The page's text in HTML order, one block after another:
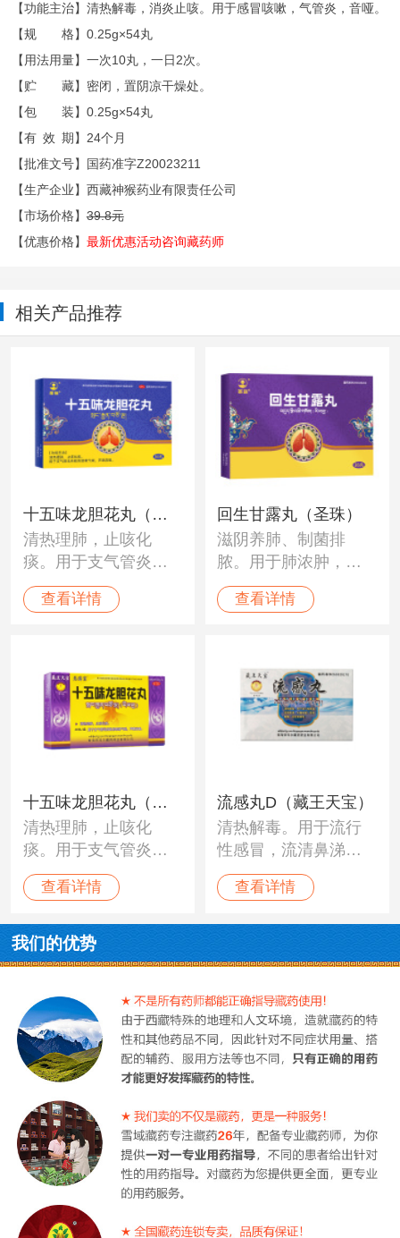
【功能主治】清热解毒，消炎止咳。用于感冒咳嗽，气管炎，音哑。
【规 格】0.25g×54丸
【用法用量】一次10丸，一日2次。
【贮 藏】密闭，置阴凉干燥处。
【包 装】0.25g×54丸
【有 效 期】24个月
【批准文号】国药准字Z20023211
【生产企业】西藏神猴药业有限责任公司
【市场价格】39.8元
【优惠价格】 最新优惠活动咨询藏药师
相关产品推荐
十五味龙胆花丸（圣
珠）
清热理肺，止咳化
痰。用于支气管炎所
致的咳嗽气喘，声嘶
音哑。
查看详情
回生甘露丸（圣珠）
滋阴养肺、制菌排
脓。用于肺浓肿，肺
结核，体虚气喘，新
旧肺病等。
查看详情
十五味龙胆花丸（藏
王天宝）
清热理肺，止咳化
痰。用于支气管炎所
致的咳嗽气喘，声嘶
音哑。
查看详情
流感丸D（藏王天宝）
清热解毒。用于流行
性感冒，流清鼻涕，
头痛咳嗽，周身酸
痛，炎症发烧等。
查看详情
我们的优势